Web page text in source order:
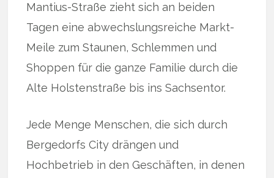
Mantius-Straße zieht sich an beiden
Tagen eine abwechslungsreiche Markt-
Meile zum Staunen, Schlemmen und
Shoppen für die ganze Familie durch die
Alte Holstenstraße bis ins Sachsentor.
Jede Menge Menschen, die sich durch
Bergedorfs City drängen und
Hochbetrieb in den Geschäften, in denen